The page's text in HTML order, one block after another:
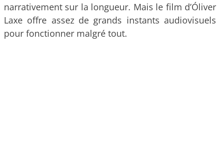
narrativement sur la longueur. Mais le film d’Óliver
Laxe offre assez de grands instants audiovisuels
pour fonctionner malgré tout.